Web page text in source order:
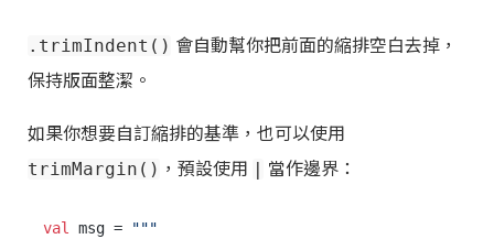
.trimIndent() 會自動幫你把前面的縮排空白去掉，
保持版面整潔。
如果你想要自訂縮排的基準，也可以使用
trimMargin() ，預設使用 當作邊界：
val msg =
"""